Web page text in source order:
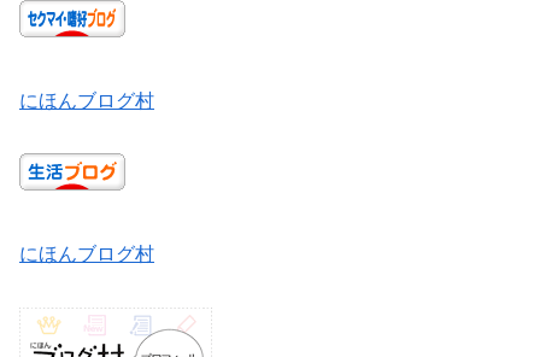
にほんブログ村
にほんブログ村